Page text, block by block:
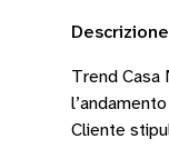
Trend Casa
Cliente